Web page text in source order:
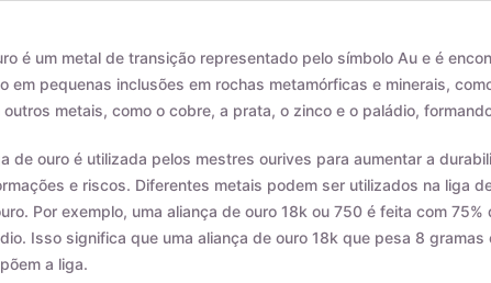
é um metal de transição representado pelo símbolo Au e é
em pequenas inclusões em rochas metamórficas e minerais,
outros metais, como o cobre, a prata, o zinco e o paládio,
de ouro é utilizada pelos mestres ourives para aumentar a
e riscos. Diferentes metais podem ser utilizados na liga
Por exemplo, uma aliança de ouro 18k ou 750 é feita com
Isso significa que uma aliança de ouro 18k que pesa 8
a liga.